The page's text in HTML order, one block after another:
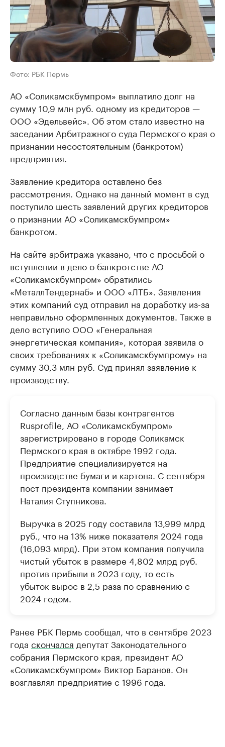
Фото: РБК Пермь
АО «Соликамскбумпром» выплатило долг на
сумму 10,9 млн руб. одному из кредиторов —
ООО «Эдельвейс». Об этом стало известно на
заседании Арбитражного суда Пермского края о
признании несостоятельным (банкротом)
предприятия.
Заявление кредитора оставлено без
рассмотрения. Однако на данный момент в суд
поступило шесть заявлений других кредиторов
о признании АО «Соликамскбумпром»
банкротом.
На сайте арбитража указано, что с просьбой о
вступлении в дело о банкротстве АО
«Соликамскбумпром» обратились
«МеталлТендернаб» и ООО «ЛТБ». Заявления
этих компаний суд отправил на доработку из-за
неправильно оформленных документов. Также в
дело вступило ООО «Генеральная
энергетическая компания», которая заявила о
своих требованиях к «Соликамскбумпрому» на
сумму 30,3 млн руб. Суд принял заявление к
производству.
Согласно данным базы контрагентов
Rusprofile, АО «Соликамскбумпром»
зарегистрировано в городе Соликамск
Пермского края в октябре 1992 года.
Предприятие специализируется на
производстве бумаги и картона. С сентября
пост президента компании занимает
Наталия Ступникова.
Выручка в 2025 году составила 13,999 млрд
руб., что на 13% ниже показателя 2024 года
(16,093 млрд). При этом компания получила
чистый убыток в размере 4,802 млрд руб.
против прибыли в 2023 году, то есть
убыток вырос в 2,5 раза по сравнению с
2024 годом.
Ранее РБК Пермь сообщал, что в сентябре 2023
года скончался депутат Законодательного
собрания Пермского края, президент АО
«Соликамскбумпром» Виктор Баранов. Он
возглавлял предприятие с 1996 года.